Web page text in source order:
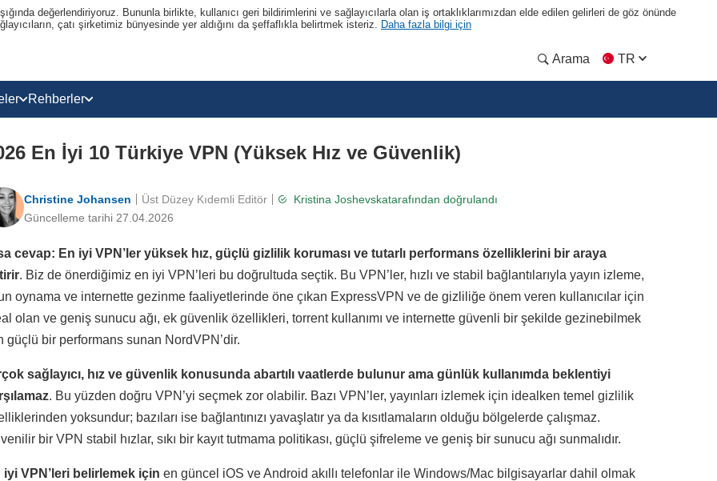
değerlendiriyoruz. Bununla birlikte, kullanıcı geri bildirimlerini ve sağlayıcılarla olan iş ortaklıklarımızdan elde edilen gelirleri de göz önünde
çatı şirketimiz bünyesinde yer aldığını da şeffaflıkla belirtmek isteriz. Daha fazla bilgi için
Arama TR
Rehberler
En İyi 10 Türkiye VPN (Yüksek Hız ve Güvenlik)
Christine Johansen
Güncelleme tarihi 27.04.2026
Kristina Joshevskatarafından doğrulandı
Üst Düzey Kıdemli Editör
cevap: En iyi VPN’ler yüksek hız, güçlü gizlilik koruması ve tutarlı performans özelliklerini bir araya
. Biz de önerdiğimiz en iyi VPN’leri bu doğrultuda seçtik. Bu VPN’ler, hızlı ve stabil bağlantılarıyla yayın izleme,
oynama ve internette gezinme faaliyetlerinde öne çıkan ExpressVPN ve de gizliliğe önem veren kullanıcılar için
olan ve geniş sunucu ağı, ek güvenlik özellikleri, torrent kullanımı ve internette güvenli bir şekilde gezinebilmek
güçlü bir performans sunan NordVPN’dir.
sağlayıcı, hız ve güvenlik konusunda abartılı vaatlerde bulunur ama günlük kullanımda beklentiyi
. Bu yüzden doğru VPN’yi seçmek zor olabilir. Bazı VPN’ler, yayınları izlemek için idealken temel gizlilik
yoksundur; bazıları ise bağlantınızı yavaşlatır ya da kısıtlamaların olduğu bölgelerde çalışmaz.
bir VPN stabil hızlar, sıkı bir kayıt tutmama politikası, güçlü şifreleme ve geniş bir sunucu ağı sunmalıdır.
iyi VPN’leri belirlemek için en güncel iOS ve Android akıllı telefonlar ile Windows/Mac bilgisayarlar dahil olmak